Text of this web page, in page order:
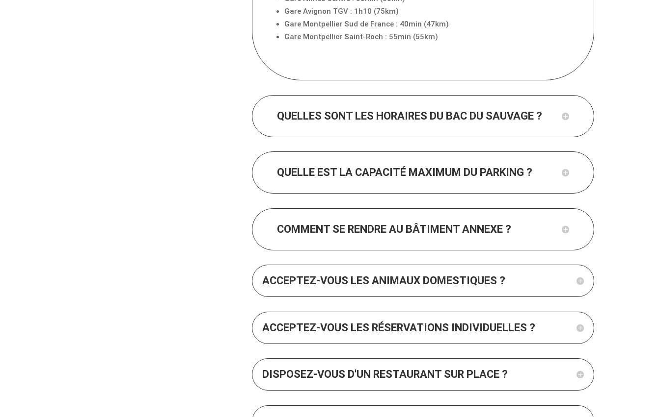
Gare Avignon TGV : 1h10 (75km)
Gare Montpellier Sud de France : 40min (47km)
Gare Montpellier Saint-Roch : 55min (55km)
QUELLES SONT LES HORAIRES DU BAC DU SAUVAGE ?
QUELLE EST LA CAPACITÉ MAXIMUM DU PARKING ?
COMMENT SE RENDRE AU BÂTIMENT ANNEXE ?
ACCEPTEZ-VOUS LES ANIMAUX DOMESTIQUES ?
ACCEPTEZ-VOUS LES RÉSERVATIONS INDIVIDUELLES ?
DISPOSEZ-VOUS D'UN RESTAURANT SUR PLACE ?